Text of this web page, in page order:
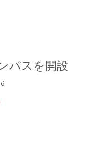
パスを開設